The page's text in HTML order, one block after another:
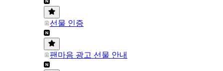
선물 인증
팬마음 광고 선물 안내